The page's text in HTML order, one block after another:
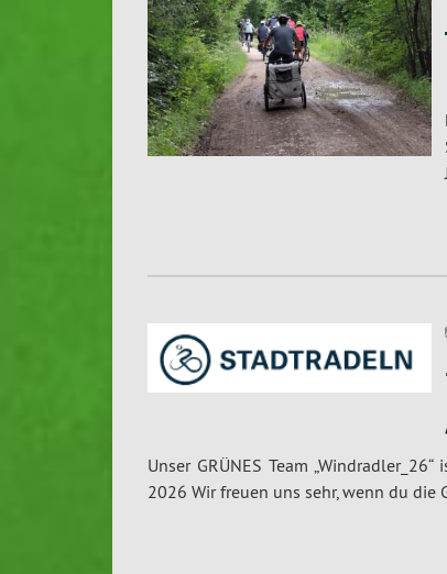
Unser GRÜNES Team
2026 Wir freuen uns sehr, wenn du die